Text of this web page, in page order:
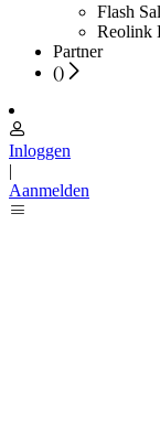
Flash
Reolink
Partner
()
Inloggen
|
Aanmelden